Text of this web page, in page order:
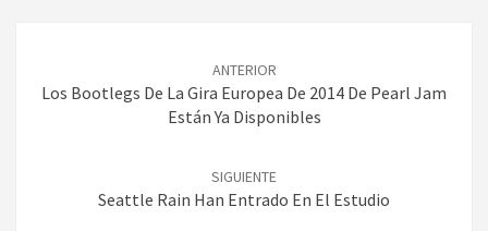
entradas
ANTERIOR
Los Bootlegs De La Gira Europea De 2014 De Pearl Jam
Están Ya Disponibles
SIGUIENTE
Seattle Rain Han Entrado En El Estudio